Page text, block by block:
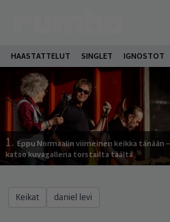
HAASTATTELUT SINGLET IGNOSTOT
1. Eppu Normaalin viimeinen keikka tänään –
katso kuvagalleria torstailta täältä
Keikat daniel levi